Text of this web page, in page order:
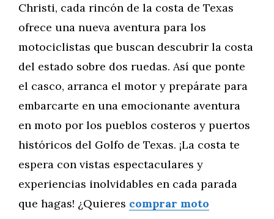
Christi, cada rincón de la costa de Texas
ofrece una nueva aventura para los
motociclistas que buscan descubrir la costa
del estado sobre dos ruedas. Así que ponte
el casco, arranca el motor y prepárate para
embarcarte en una emocionante aventura
en moto por los pueblos costeros y puertos
históricos del Golfo de Texas. ¡La costa te
espera con vistas espectaculares y
experiencias inolvidables en cada parada
que hagas! ¿Quieres comprar moto